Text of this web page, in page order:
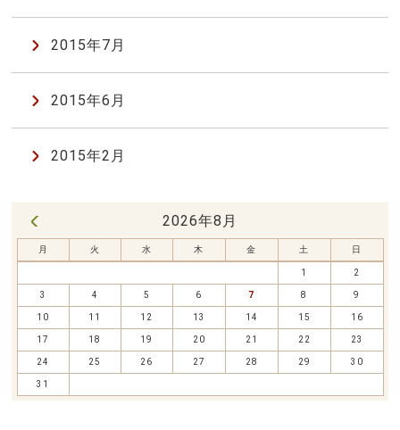
2015年7月
2015年6月
2015年2月
2026年8月
月 火 水 木 金 土 日
1 2
3 4 5 6 7 8 9
10 11 12 13 14 15 16
17 18 19 20 21 22 23
24 25 26 27 28 29 30
31